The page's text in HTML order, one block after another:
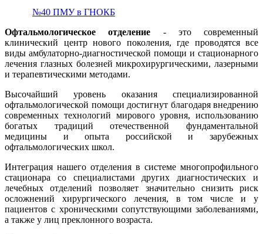
№40 ПМУ в ГНОКБ
Офтальмологическое отделение - это современный
клинический центр нового поколения, где проводятся все
виды амбулаторно-диагностической помощи и стационарного
лечения глазных болезней микрохирургическими, лазерными
и терапевтическими методами.
Высочайший уровень оказания специализированной
офтальмологической помощи достигнут благодаря внедрению
современных технологий мирового уровня, использованию
богатых традиций отечественной фундаментальной
медицины и опыта российской и зарубежных
офтальмологических школ.
Интеграция нашего отделения в системе многопрофильного
стационара со специалистами других диагностических и
лечебных отделений позволяет значительно снизить риск
осложнений хирургического лечения, в том числе и у
пациентов с хроническими сопутствующими заболеваниями,
а также у лиц преклонного возраста.